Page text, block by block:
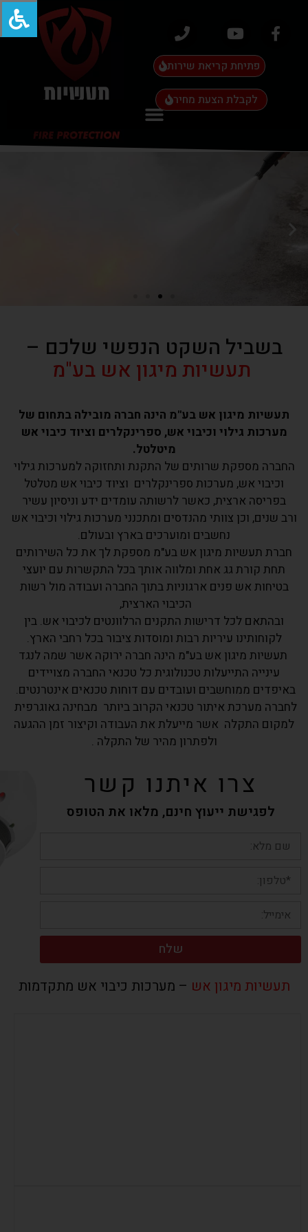
פתיחת קריאת שירות
לקבלת הצעת מחיר
נסיון למעלה מ-25 שנה
9975099
בשביל השקט הנפשי שלכם –
תעשיות מיגון אש בע"מ
תעשיות מיגון אש בע"מ הינה חברה מובילה בתחום של
מערכות גילוי וכיבוי אש, ספרינקלרים וציוד כיבוי אש
מיטלטל.
החברה מספקת שרותים של התקנת ותחזוקה למערכות גילוי
וכיבוי אש, מערכות ספרינקלרים וציוד כיבוי אש מטלטל
בפריסה ארצית, כאשר לרשותה עומדים ידע וניסיון עשיר
ורב שנים, וכן צוותי מהנדסים ומתכנני מערכות גילוי וכיבוי אש
נחשבים ומוערכים בארץ ובעולם.
חברת תעשיות מיגון אש בע"מ מספקת לך את כל השירותים
תחת קורת גג אחת ומלווה אותך בכל התקשרות עם יועצי
בטיחות אש פנים ארגוניות בתוך החברה ועבודה מול רשות
הכיבוי הארצית,
ובהתאם לכל דרישות התקנים הרלוונטים לכיבוי אש. בין
לקוחותינו עיריות רבות ומוסדות ציבור בכל רחבי הארץ.
תעשיות מיגון אש בע"מ הינה חברה ירוקה אשר שמה לנגד
עינייה התייעלות טכנולוגית כל טכנאי החברה מצויידים
באיפדים ממוחשבים ועובדים עם דוחות טכנאים אינטרנטים.
לחברה מערכת איתור טכנאי הקרוב ביותר מבחינה גאוגרפית
למקום התקלה אשר מייעלת את העבודה וקיצור זמן ההגעה
ולפתרון מהיר של התקלה .
צרו איתנו קשר
לפגישת ייעוץ חינם, מלאו את הטופס
שלח
תעשיות מיגון אש – מערכות כיבוי אש מתקדמות